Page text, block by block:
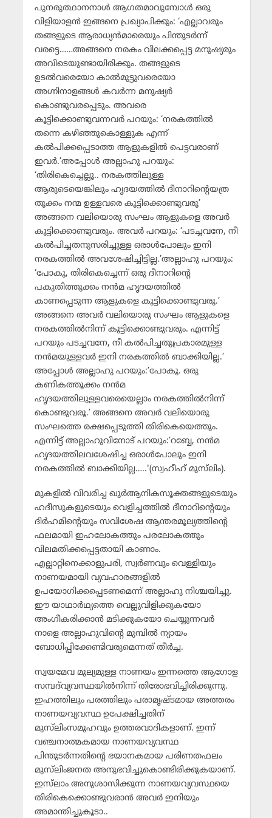
പുനരുത്ഥാനനാള്‍ ആഗതമാവുമ്പോള്‍ ഒരു
വിളിയാളന്‍ ഇങ്ങനെ പ്രഖ്യാപിക്കും: ‘എല്ലാവരും
തങ്ങളുടെ ആരാധ്യന്‍മാരെയും പിന്തുടര്‍ന്ന്
വരട്ടെ……അങ്ങനെ നരകം വിലക്കപ്പെട്ട മനുഷ്യരും
അവിടെയുണ്ടായിരിക്കും. തങ്ങളുടെ
ഉടല്‍വരെയോ കാല്‍മുട്ടുവരെയോ
അഗ്നിനാളങ്ങള്‍ കവര്‍ന്ന മനുഷ്യര്‍
കൊണ്ടുവരപ്പെടും. അവരെ
കൂട്ടിക്കൊണ്ടുവന്നവര്‍ പറയും: ‘നരകത്തില്‍
തന്നെ കഴിഞ്ഞുകൊള്ളുക എന്ന്
കല്‍പിക്കപ്പെടാത്ത ആളുകളില്‍ പെട്ടവരാണ്
ഇവര്‍.’അപ്പോള്‍ അല്ലാഹു പറയും:
‘തിരികെച്ചെല്ലൂ.. നരകത്തിലുള്ള
ആരുടെയെങ്കിലും ഹൃദയത്തില്‍ ദീനാറിന്റെയത്ര
തൂക്കം നന്മ ഉള്ളവരെ കൂട്ടിക്കൊണ്ടുവരൂ’
അങ്ങനെ വലിയൊരു സംഘം ആളുകളെ അവര്‍
കൂട്ടിക്കൊണ്ടുവരും. അവര്‍ പറയും: ‘പടച്ചവനേ, നീ
കല്‍പിച്ചതനുസരിച്ചുള്ള ഒരാള്‍പോലും ഇനി
നരകത്തില്‍ അവശേഷിച്ചിട്ടില്ല.’അല്ലാഹു പറയും:
‘പോകൂ, തിരികെച്ചെന്ന് ഒരു ദീനാറിന്റെ
പകുതിത്തൂക്കം നന്‍മ ഹൃദയത്തില്‍
കാണപ്പെടുന്ന ആളുകളെ കൂട്ടിക്കൊണ്ടുവരൂ.’
അങ്ങനെ അവര്‍ വലിയൊരു സംഘം ആളുകളെ
നരകത്തില്‍നിന്ന് കൂട്ടിക്കൊണ്ടുവരും. എന്നിട്ട്
പറയും പടച്ചവനേ, നീ കല്‍പിച്ചതുപ്രകാരമുള്ള
നന്‍മയുള്ളവര്‍ ഇനി നരകത്തില്‍ ബാക്കിയില്ല.’
അപ്പോള്‍ അല്ലാഹു പറയും:’പോകൂ. ഒരു
കണികത്തൂക്കം നന്‍മ
ഹൃദയത്തിലുള്ളവരെയെല്ലാം നരകത്തില്‍നിന്ന്
കൊണ്ടുവരൂ.’ അങ്ങനെ അവര്‍ വലിയൊരു
സംഘത്തെ രക്ഷപ്പെടുത്തി തിരികെയെത്തും.
എന്നിട്ട് അല്ലാഹുവിനോട് പറയും:’റബ്ബേ, നന്‍മ
ഹൃദയത്തിലവശേഷിച്ച ഒരാള്‍പോലും ഇനി
നരകത്തില്‍ ബാക്കിയില്ല…..'(സ്വഹീഹ് മുസ്‌ലിം).
മുകളില്‍ വിവരിച്ച ഖുര്‍ആനികസൂക്തങ്ങളുടെയും
ഹദീസുകളുടെയും വെളിച്ചത്തില്‍ ദീനാറിന്റെയും
ദിര്‍ഹമിന്റെയും സവിശേഷ ആന്തരമൂല്യത്തിന്റെ
ഫലമായി ഇഹലോകത്തും പരലോകത്തും
വിലമതിക്കപ്പെട്ടതായി കാണാം.
എല്ലാറ്റിനെക്കാളുപരി, സ്വര്‍ണവും വെള്ളിയും
നാണയമായി വ്യവഹാരങ്ങളില്‍
ഉപയോഗിക്കപ്പെടണമെന്ന് അല്ലാഹു നിശ്ചയിച്ചു.
ഈ യാഥാര്‍ഥ്യത്തെ വെല്ലുവിളിക്കുകയോ
അംഗീകരിക്കാന്‍ മടിക്കുകയോ ചെയ്യുന്നവര്‍
നാളെ അല്ലാഹുവിന്റെ മുമ്പില്‍ ന്യായം
ബോധിപ്പിക്കേണ്ടിവരുമെന്നത് തീര്‍ച്ച.
സ്വയമേവ മൂല്യമുള്ള നാണയം ഇന്നത്തെ ആഗോള
സമ്പദ്‌വ്യവസ്ഥയില്‍നിന്ന് തിരോഭവിച്ചിരിക്കുന്നു.
ഇഹത്തിലും പരത്തിലും പരാമൃഷ്ടമായ അത്തരം
നാണയവ്യവസ്ഥ ഉപേക്ഷിച്ചതിന്
മുസ്‌ലിംസമൂഹവും ഉത്തരവാദികളാണ്. ഇന്ന്
വഞ്ചനാത്മകമായ നാണയവ്യവസ്ഥ
പിന്തുടര്‍ന്നതിന്റെ ഭയാനകമായ പരിണതഫലം
മുസ്‌ലിംജനത അനുഭവിച്ചുകൊണ്ടിരിക്കുകയാണ്.
ഇസ്‌ലാം അനുശാസിക്കുന്ന നാണയവ്യവസ്ഥയെ
തിരികെക്കൊണ്ടുവരാന്‍ അവര്‍ ഇനിയും
അമാന്തിച്ചുകൂടാ..